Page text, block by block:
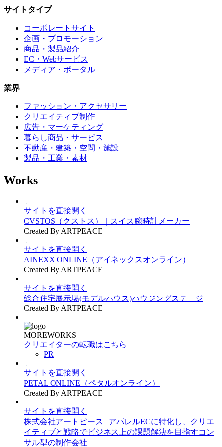
サイトタイプ
コーポレートサイト
企画・プロモーション
商品・製品紹介
EC・Webサービス
メディア・ポータル
業界
ファッション・アクセサリー
クリエイティブ制作
広告・マーケティング
暮らし商品・サービス
不動産・建築・空間・施設
製品・工業・素材
Works
サイトを直接開く
CVSTOS（クストス）｜スイス腕時計メーカー
Created By ARTPEACE
サイトを直接開く
AINEXX ONLINE（アイネックスオンライン）
Created By ARTPEACE
サイトを直接開く
総合住宅展示場(モデルハウス)ハウジングステージ
Created By ARTPEACE
MOREWORKS
クリエイターの転職はこちら
PR
サイトを直接開く
PETAL ONLINE（ペタルオンライン）
Created By ARTPEACE
サイトを直接開く
株式会社アートピース | アパレルECに特化し、クリエ
イティブと戦略でビジネス上の課題解決を目指すコン
サル型の制作会社